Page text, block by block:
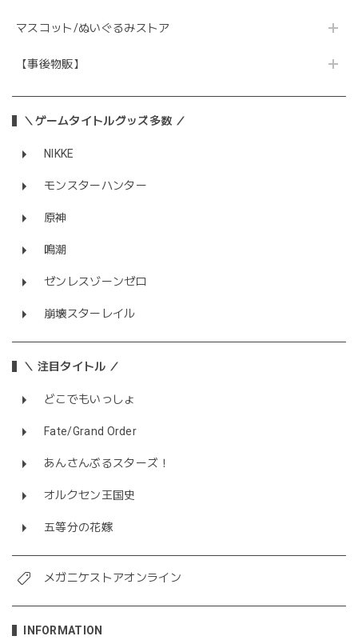
マスコット/ぬいぐるみストア
【事後物販】
＼ゲームタイトルグッズ多数 ／
NIKKE
モンスターハンター
原神
鳴潮
ゼンレスゾーンゼロ
崩壊スターレイル
＼ 注目タイトル ／
どこでもいっしょ
Fate/Grand Order
あんさんぶるスターズ！
オルクセン王国史
五等分の花嫁
メガニケストアオンライン
INFORMATION